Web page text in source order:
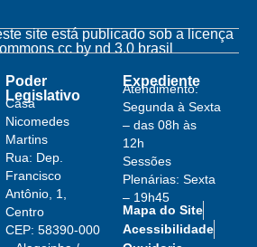
site está publicado sob a licença
cc by nd 3.0 brasil
Poder
Legislativo
Casa
Nicomedes
Martins
Rua: Dep.
Francisco
Antônio, 1,
Centro
CEP: 58390-000
Expediente
Atendimento:
Segunda à Sexta
– das 08h às
12h
Sessões
Plenárias: Sexta
– 19h45
Mapa do Site
Acessibilidade